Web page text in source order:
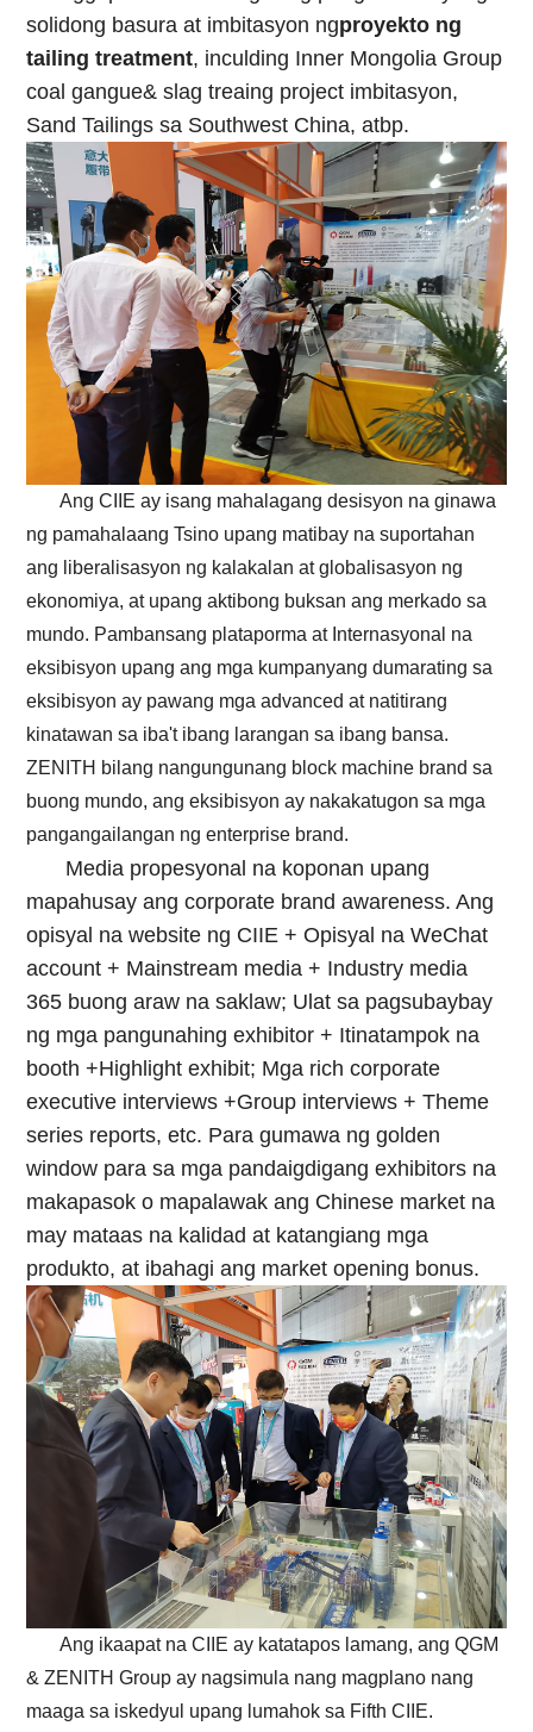
solidong basura at imbitasyon ngproyekto ng
tailing treatment, inculding Inner Mongolia Group
coal gangue& slag treaing project imbitasyon,
Sand Tailings sa Southwest China, atbp.
Ang CIIE ay isang mahalagang desisyon na ginawa
ng pamahalaang Tsino upang matibay na suportahan
ang liberalisasyon ng kalakalan at globalisasyon ng
ekonomiya, at upang aktibong buksan ang merkado sa
mundo. Pambansang plataporma at Internasyonal na
eksibisyon upang ang mga kumpanyang dumarating sa
eksibisyon ay pawang mga advanced at natitirang
kinatawan sa iba't ibang larangan sa ibang bansa.
ZENITH bilang nangungunang block machine brand sa
buong mundo, ang eksibisyon ay nakakatugon sa mga
pangangailangan ng enterprise brand.
Media propesyonal na koponan upang
mapahusay ang corporate brand awareness. Ang
opisyal na website ng CIIE + Opisyal na WeChat
account + Mainstream media + Industry media
365 buong araw na saklaw; Ulat sa pagsubaybay
ng mga pangunahing exhibitor + Itinatampok na
booth +Highlight exhibit; Mga rich corporate
executive interviews +Group interviews + Theme
series reports, etc. Para gumawa ng golden
window para sa mga pandaigdigang exhibitors na
makapasok o mapalawak ang Chinese market na
may mataas na kalidad at katangiang mga
produkto, at ibahagi ang market opening bonus.
Ang ikaapat na CIIE ay katatapos lamang, ang QGM
& ZENITH Group ay nagsimula nang magplano nang
maaga sa iskedyul upang lumahok sa Fifth CIIE.